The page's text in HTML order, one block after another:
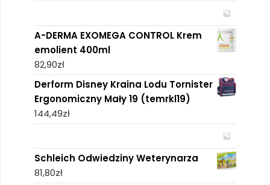
A-DERMA EXOMEGA CONTROL Krem
emolient 400ml
82,90zł
Derform Disney Kraina Lodu Tornister
Ergonomiczny Mały 19 (temrkl19)
144,49zł
Schleich Odwiedziny Weterynarza
81,80zł